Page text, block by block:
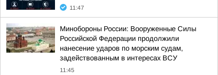
11:47
Минобороны России: Вооруженные Силы
Российской Федерации продолжили
нанесение ударов по морским судам,
задействованным в интересах ВСУ
11:45